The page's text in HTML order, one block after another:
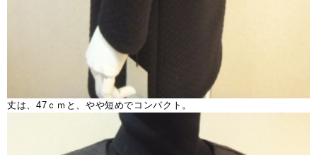
丈は、47ｃｍと、やや短めでコンパクト。